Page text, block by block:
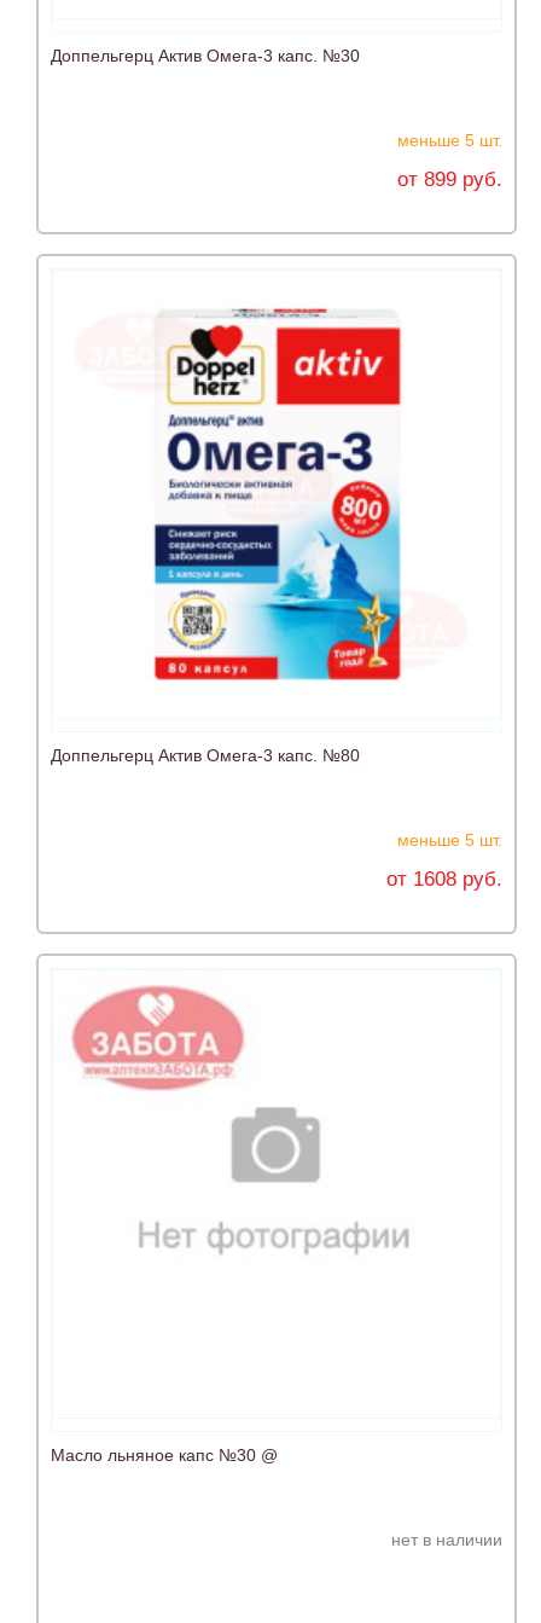
Доппельгерц Актив Омега-3 капс. №30
меньше 5 шт.
от 899 руб.
Доппельгерц Актив Омега-3 капс. №80
меньше 5 шт.
от 1608 руб.
Масло льняное капс №30 @
нет в наличии